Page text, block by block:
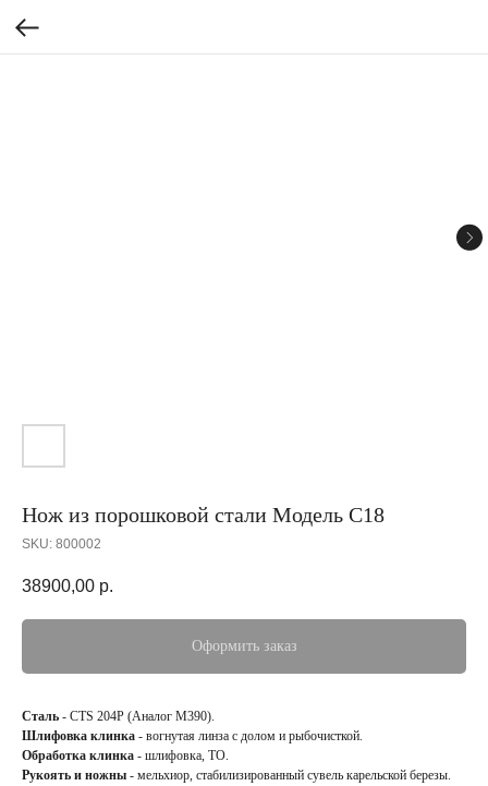
Нож из порошковой стали Модель С18
SKU: 800002
38900,00 р.
Оформить заказ
Сталь - CTS 204P (Аналог М390).
Шлифовка клинка - вогнутая линза с долом и рыбочисткой.
Обработка клинка - шлифовка, ТО.
Рукоять и ножны - мельхиор, стабилизированный сувель карельской березы.